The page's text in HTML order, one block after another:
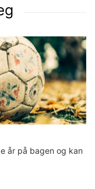
år på bagen og kan